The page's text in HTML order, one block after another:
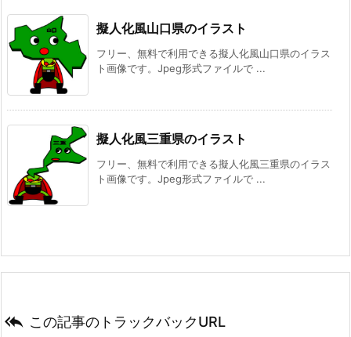
擬人化風山口県のイラスト
フリー、無料で利用できる擬人化風山口県のイラス
ト画像です。Jpeg形式ファイルで ...
擬人化風三重県のイラスト
フリー、無料で利用できる擬人化風三重県のイラス
ト画像です。Jpeg形式ファイルで ...
 この記事のトラックバックURL